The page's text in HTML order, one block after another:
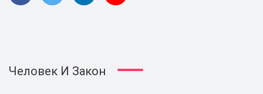
Человек И Закон